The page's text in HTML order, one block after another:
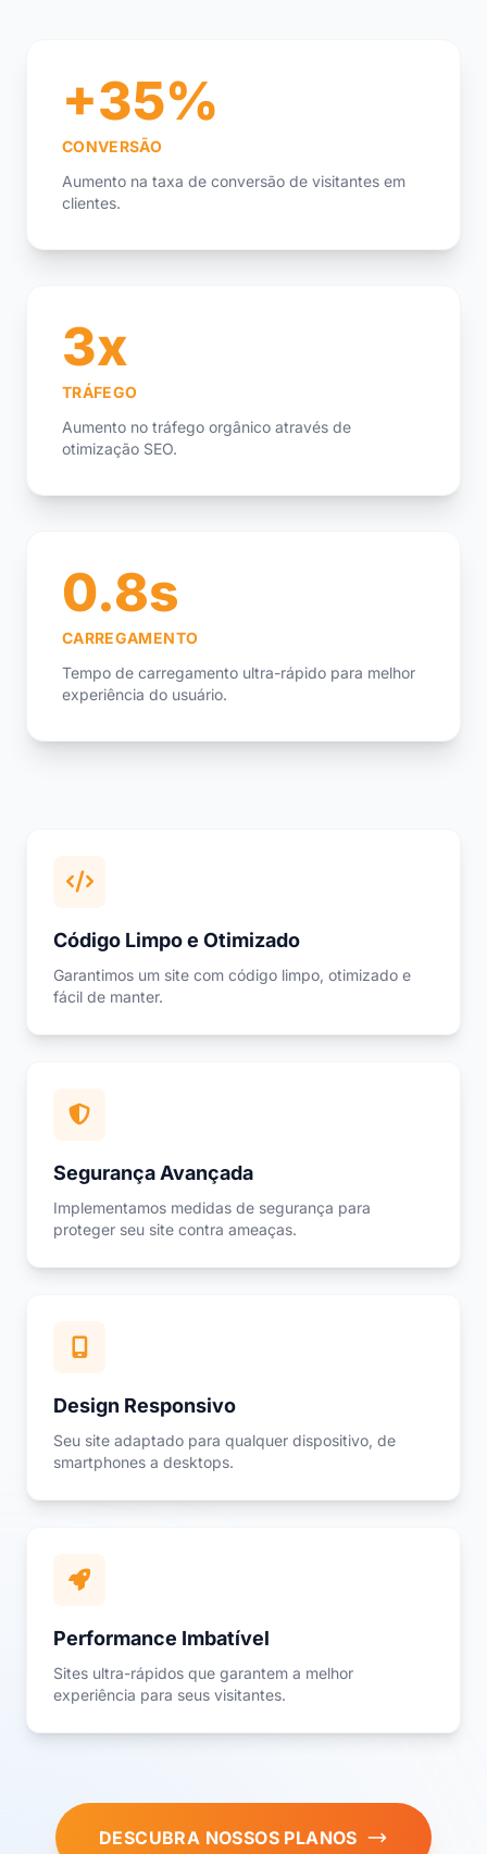
+35%
CONVERSÃO
Aumento na taxa de conversão de visitantes em
clientes.
3x
TRÁFEGO
Aumento no tráfego orgânico através de
otimização SEO.
0.8s
CARREGAMENTO
Tempo de carregamento ultra-rápido para melhor
experiência do usuário.
Código Limpo e Otimizado
Garantimos um site com código limpo, otimizado e
fácil de manter.
Segurança Avançada
Implementamos medidas de segurança para
proteger seu site contra ameaças.
Design Responsivo
Seu site adaptado para qualquer dispositivo, de
smartphones a desktops.
Performance Imbatível
Sites ultra-rápidos que garantem a melhor
experiência para seus visitantes.
DESCUBRA NOSSOS PLANOS